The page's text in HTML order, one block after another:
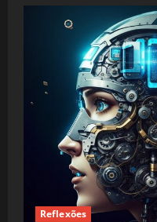
Reflexões